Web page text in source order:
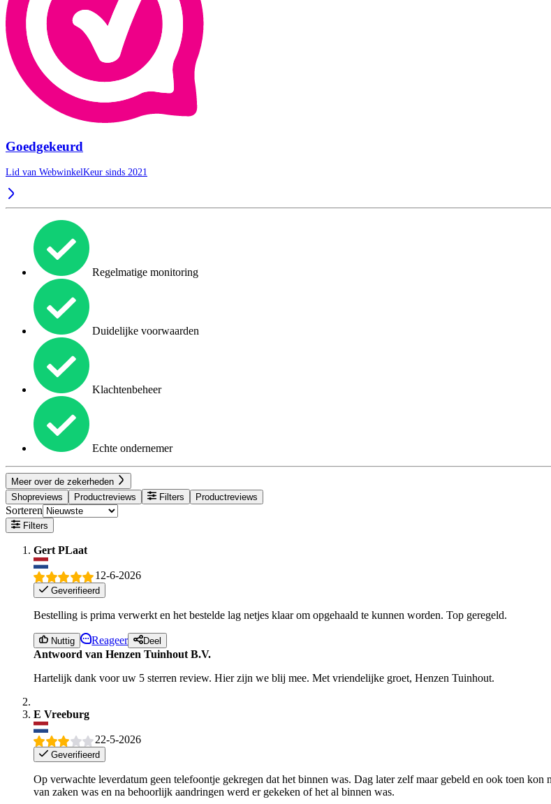
Goedgekeurd
Lid van WebwinkelKeur sinds 2021
Regelmatige monitoring
Duidelijke voorwaarden
Klachtenbeheer
Echte ondernemer
Meer over de zekerheden
Shopreviews
Productreviews Filters Productreviews
Sorteren
Filters
Gert PLaat
12-6-2026
Geverifieerd
Bestelling is prima verwerkt en het bestelde lag netjes klaar om opgehaald te kunnen worden. Top geregeld.
Nuttig Reageer Deel
Antwoord van Henzen Tuinhout B.V.
Hartelijk dank voor uw 5 sterren review. Hier zijn we blij mee. Met vriendelijke groet, Henzen Tuinhout.
E Vreeburg
22-5-2026
Geverifieerd
Op verwachte leverdatum geen telefoontje gekregen dat het binnen was. Dag later zelf maar gebeld en ook toen
van zaken was en na behoorlijk aandringen werd er gekeken of het al binnen was.